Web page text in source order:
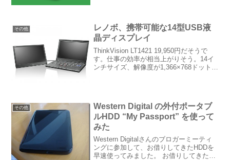
を...
その他
レノボ、携帯可能な14型USB液
晶ディスプレイ
ThinkVision LT1421 19,950円だそうで
す。仕事の効率が相当上がりそう。14イ
ンチサイズ、解像度が1,366×768ドット、
その他
Western Digital の外付ポータブ
ルHDD “My Passport” を使って
みた
Western Digitalさんのブロガーミーティ
ングに参加して、お借りしてきたHDDを
早速使ってみました。 お借りしてきたの